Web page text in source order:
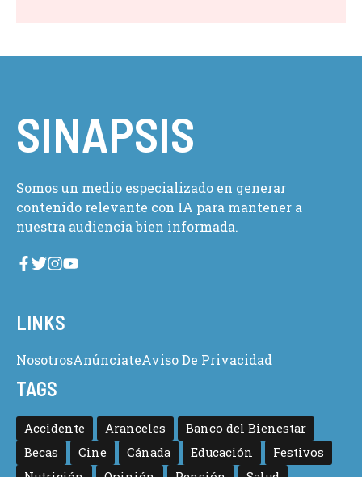
SINAPSIS
Somos un medio especializado en generar
contenido relevante con IA para mantener a
nuestra audiencia bien informada.
LINKS
NosotrosAnúnciateAviso De Privacidad
TAGS
Accidente Aranceles
Banco del Bienestar
Becas
Cine Cánada Educación
Festivos